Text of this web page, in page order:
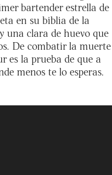
bartender estrella de
en su biblia de la
una clara de huevo que
De combatir la muerte
es la prueba de que a
menos te lo esperas.